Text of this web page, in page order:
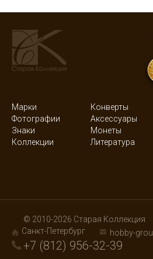
Марки Конверты
Фотографии
Аксессуары
Знаки
Монеты
Коллекции
Литература
© 2010-2026 Старая Коллекция
Санкт-Петербург
hobby-
+7 (812) 956-32-39